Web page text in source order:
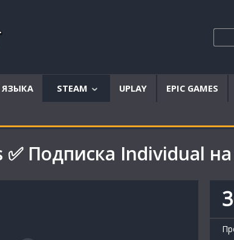
ЯЗЫКА STEAM
аккаунты
UPLAY EPIC GAMES
✅ Подписка Individual